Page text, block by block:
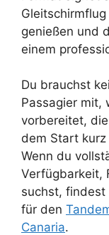
genießen und
einem
Du brauchst
Passagier mit,
vorbereitet,
dem Start
Wenn du
Verfügbarkeit,
suchst, findest
für den
Canaria.